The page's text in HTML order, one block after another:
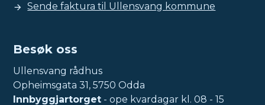
Sende faktura til Ullensvang kommune
Besøk oss
Ullensvang rådhus
Opheimsgata 31, 5750 Odda
Innbyggjartorget - ope kvardagar kl. 08 - 15